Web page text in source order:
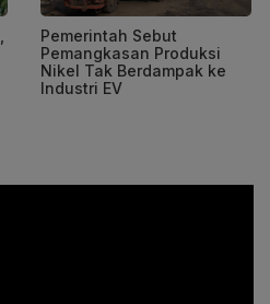
Pemerintah Sebut
Pemangkasan Produksi
Nikel Tak Berdampak ke
Industri EV